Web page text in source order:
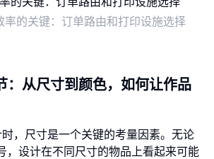
率的关键：订单路由和打印设施选择
：从尺寸到颜色，如何让作品
，尺寸是一个关键的考量因素。无论
，设计在不同尺寸的物品上看起来可能